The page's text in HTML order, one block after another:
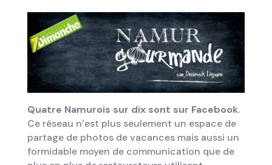
Quatre Namurois sur dix sont sur Facebook.
Ce réseau n’est plus seulement un espace de
partage de photos de vacances mais aussi un
formidable moyen de communication que de